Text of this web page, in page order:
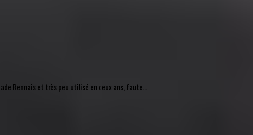
Rennais et très peu utilisé en deux ans, faute...